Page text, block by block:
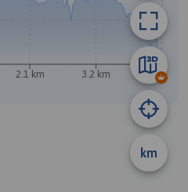
km
2.1 km 3.2 km 4.3 km